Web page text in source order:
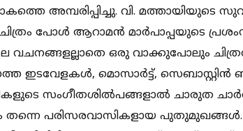
അമ്പരിപ്പിച്ചു. വി. മത്തായിയുടെ
ചിത്രം പോള്‍ ആറാമന്‍ മാര്‍പാപ്പയുടെ
വചനങ്ങളല്ലാതെ ഒരു വാക്കുപോലും
ഇടവേളകള്‍, മൊസാര്‍ട്ട്,
സംഗീതശില്‍പങ്ങളാല്‍ ചാരുത
തന്നെ പരിസരവാസികളായ